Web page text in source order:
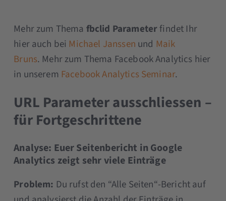
Mehr zum Thema fbclid Parameterfindet Ihr
hier auch bei Michael Janssen und Maik
Bruns. Mehr zum Thema Facebook Analytics hier
in unserem Facebook Analytics Seminar.
URL Parameter ausschliessen –
für Fortgeschrittene
Analyse: Euer Seitenbericht in Google
Analytics zeigt sehr viele Einträge
Problem: Du rufst den “Alle Seiten“-Bericht auf